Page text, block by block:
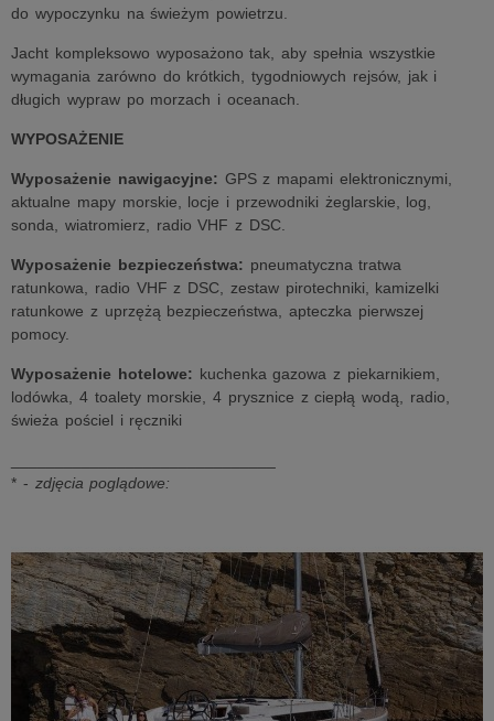
do wypoczynku na świeżym powietrzu.
Jacht kompleksowo wyposażono tak, aby spełnia wszystkie
wymagania zarówno do krótkich, tygodniowych rejsów, jak i
długich wypraw po morzach i oceanach.
WYPOSAŻENIE
Wyposażenie nawigacyjne: GPS z mapami elektronicznymi,
aktualne mapy morskie, locje i przewodniki żeglarskie, log,
sonda, wiatromierz, radio VHF z DSC.
Wyposażenie bezpieczeństwa: pneumatyczna tratwa
ratunkowa, radio VHF z DSC, zestaw pirotechniki, kamizelki
ratunkowe z uprzężą bezpieczeństwa, apteczka pierwszej
pomocy.
Wyposażenie hotelowe: kuchenka gazowa z piekarnikiem,
lodówka, 4 toalety morskie, 4 prysznice z ciepłą wodą, radio,
świeża pościel i ręczniki
* - zdjęcia poglądowe: